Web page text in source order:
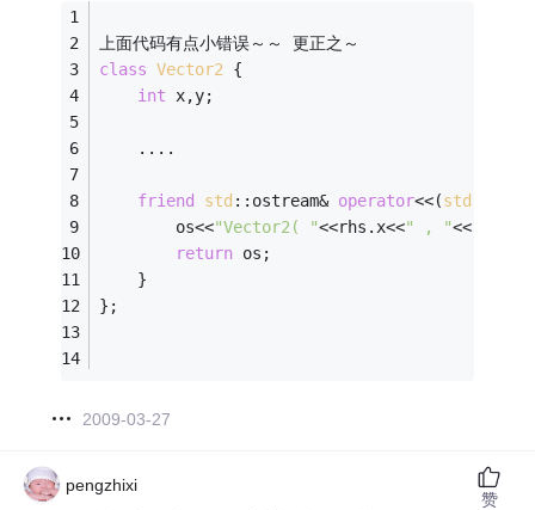
上面代码有点小错误～～ 更正之～
class Vector2 {
int x,y;
    ....
friend std ::ostream& operator<<(std
        os<<
"Vector2( "<<rhs.x<<" , "
return os;
    }
};
2009-03-27
pengzhixi
赞